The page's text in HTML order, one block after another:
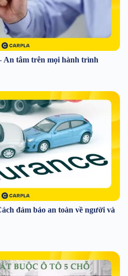
An tâm trên mọi hành trình
đảm bảo an toàn về người và